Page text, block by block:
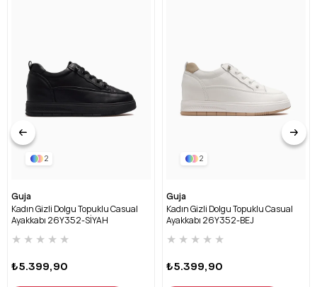
2
Guja
Kadın Gizli Dolgu Topuklu Casual
Ayakkabı 26Y352-SİYAH
★ ★ ★ ★ ★
₺5.399,90
2
Guja
Kadın Gizli Dolgu Topuklu Casual
Ayakkabı 26Y352-BEJ
★ ★ ★ ★ ★
₺5.399,90